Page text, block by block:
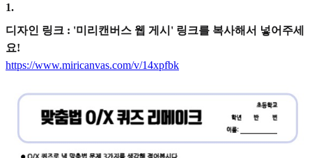
1.
디자인 링크 : '미리캔버스 웹 게시' 링크를 복사해서 넣어주세
요!
https://www.miricanvas.com/v/14xpfbk